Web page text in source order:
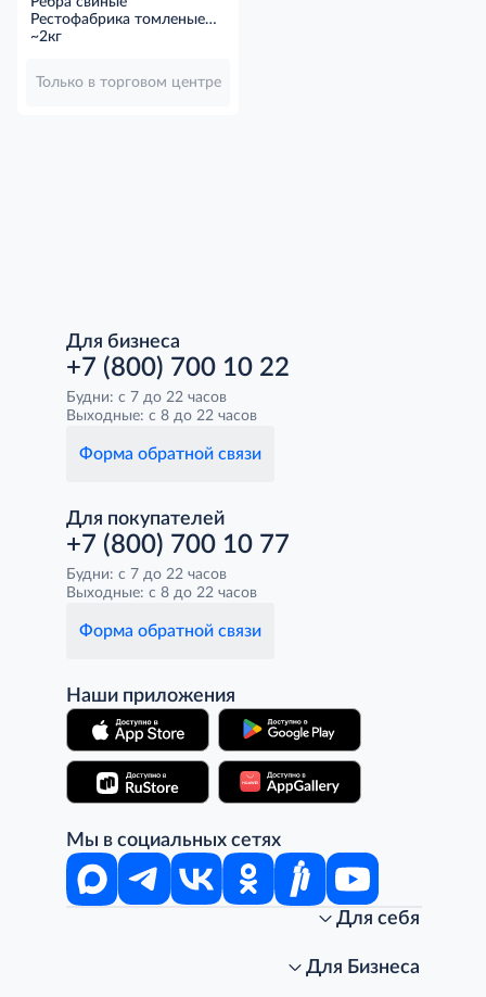
Рестофабрика томленые
су-вид замороженные,
~2кг
Только в торговом центре
Для бизнеса
+7 (800) 700 10 22
Будни: с 7 до 22 часов
Выходные: с 8 до 22 часов
Форма обратной связи
Для покупателей
+7 (800) 700 10 77
Будни: с 7 до 22 часов
Выходные: с 8 до 22 часов
Форма обратной связи
Наши приложения
Мы в социальных сетях
Для себя
Стань клиентом METRO
Для Бизнеса